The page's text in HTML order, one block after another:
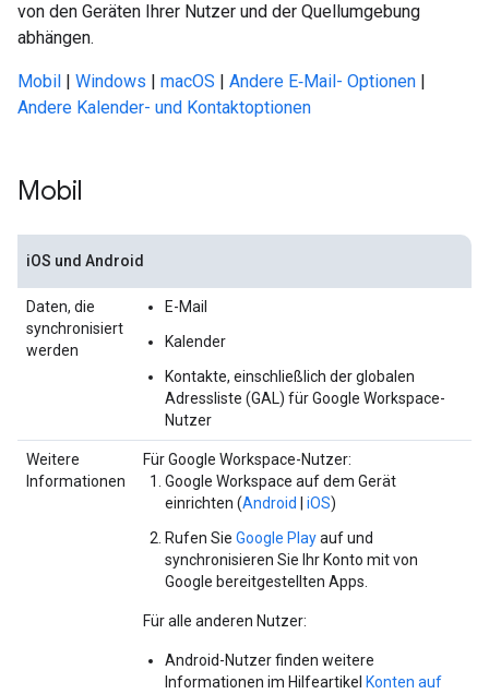
von den Geräten Ihrer Nutzer und der Quellumgebung
abhängen.
Mobil | Windows | macOS | Andere E‑Mail- Optionen |
Andere Kalender- und Kontaktoptionen
Mobil
iOS und Android
Daten, die
synchronisiert
werden
E-Mail
Kalender
Kontakte, einschließlich der globalen
Adressliste (GAL) für Google Workspace-
Nutzer
Weitere
Informationen
Für Google Workspace-Nutzer:
Google Workspace auf dem Gerät
einrichten (Android iOS)
Rufen Sie Google Playauf und
synchronisieren Sie Ihr Konto mit von
Google bereitgestellten Apps.
Für alle anderen Nutzer:
Android-Nutzer finden weitere
Informationen im Hilfeartikel Konten auf